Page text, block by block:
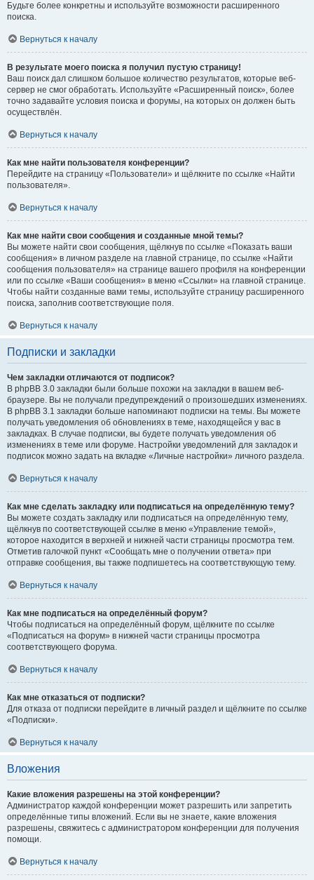
Будьте более конкретны и используйте возможности расширенного
поиска.
Вернуться к началу
В результате моего поиска я получил пустую страницу!
Ваш поиск дал слишком большое количество результатов, которые веб-
сервер не смог обработать. Используйте «Расширенный поиск», более
точно задавайте условия поиска и форумы, на которых он должен быть
осуществлён.
Вернуться к началу
Как мне найти пользователя конференции?
Перейдите на страницу «Пользователи» и щёлкните по ссылке «Найти
пользователя».
Вернуться к началу
Как мне найти свои сообщения и созданные мной темы?
Вы можете найти свои сообщения, щёлкнув по ссылке «Показать ваши
сообщения» в личном разделе на главной странице, по ссылке «Найти
сообщения пользователя» на странице вашего профиля на конференции
или по ссылке «Ваши сообщения» в меню «Ссылки» на главной странице.
Чтобы найти созданные вами темы, используйте страницу расширенного
поиска, заполнив соответствующие поля.
Вернуться к началу
Подписки и закладки
Чем закладки отличаются от подписок?
В phpBB 3.0 закладки были больше похожи на закладки в вашем веб-
браузере. Вы не получали предупреждений о произошедших изменениях.
В phpBB 3.1 закладки больше напоминают подписки на темы. Вы можете
получать уведомления об обновлениях в теме, находящейся у вас в
закладках. В случае подписки, вы будете получать уведомления об
изменениях в теме или форуме. Настройки уведомлений для закладок и
подписок можно задать на вкладке «Личные настройки» личного раздела.
Вернуться к началу
Как мне сделать закладку или подписаться на определённую тему?
Вы можете создать закладку или подписаться на определённую тему,
щёлкнув по соответствующей ссылке в меню «Управление темой»,
которое находится в верхней и нижней части страницы просмотра тем.
Отметив галочкой пункт «Сообщать мне о получении ответа» при
отправке сообщения, вы также подпишетесь на соответствующую тему.
Вернуться к началу
Как мне подписаться на определённый форум?
Чтобы подписаться на определённый форум, щёлкните по ссылке
«Подписаться на форум» в нижней части страницы просмотра
соответствующего форума.
Вернуться к началу
Как мне отказаться от подписки?
Для отказа от подписки перейдите в личный раздел и щёлкните по ссылке
«Подписки».
Вернуться к началу
Вложения
Какие вложения разрешены на этой конференции?
Администратор каждой конференции может разрешить или запретить
определённые типы вложений. Если вы не знаете, какие вложения
разрешены, свяжитесь с администратором конференции для получения
помощи.
Вернуться к началу